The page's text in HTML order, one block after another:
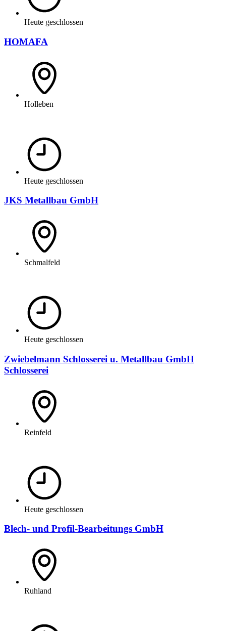
Heute geschlossen
HOMAFA
Holleben
Heute geschlossen
JKS Metallbau GmbH
Schmalfeld
Heute geschlossen
Zwiebelmann Schlosserei u. Metallbau GmbH
Schlosserei
Reinfeld
Heute geschlossen
Blech- und Profil-Bearbeitungs GmbH
Ruhland